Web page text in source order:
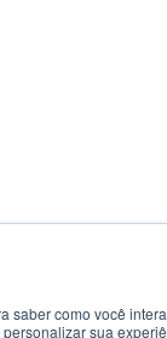
saber como você
sua